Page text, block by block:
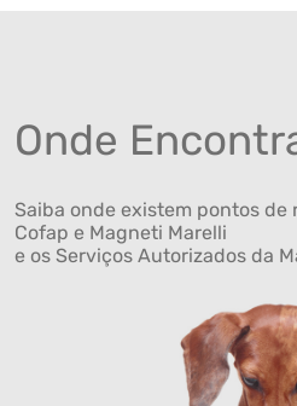
Onde
Saiba onde existem pontos de
Cofap e Magneti Marelli
e os Serviços Autorizados da